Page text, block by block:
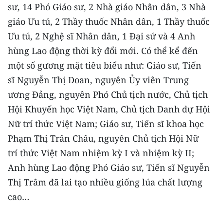
sư, 14 Phó Giáo sư, 2 Nhà giáo Nhân dân, 3 Nhà
giáo Ưu tú, 2 Thầy thuốc Nhân dân, 1 Thầy thuốc
Ưu tú, 2 Nghệ sĩ Nhân dân, 1 Đại sứ và 4 Anh
hùng Lao động thời kỳ đổi mới. Có thể kể đến
một số gương mặt tiêu biểu như: Giáo sư, Tiến
sĩ Nguyễn Thị Doan, nguyên Ủy viên Trung
ương Đảng, nguyên Phó Chủ tịch nước, Chủ tịch
Hội Khuyến học Việt Nam, Chủ tịch Danh dự Hội
Nữ trí thức Việt Nam; Giáo sư, Tiến sĩ khoa học
Phạm Thị Trân Châu, nguyên Chủ tịch Hội Nữ
trí thức Việt Nam nhiệm kỳ I và nhiệm kỳ II;
Anh hùng Lao động Phó Giáo sư, Tiến sĩ Nguyễn
Thị Trâm đã lai tạo nhiều giống lúa chất lượng
cao…